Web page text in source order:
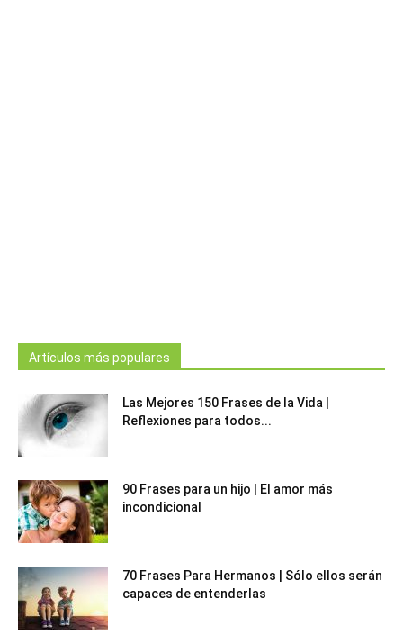
Artículos más populares
Las Mejores 150 Frases de la Vida |
Reflexiones para todos...
90 Frases para un hijo | El amor más
incondicional
70 Frases Para Hermanos | Sólo ellos serán
capaces de entenderlas